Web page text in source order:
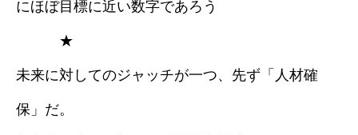
にほぼ目標に近い数字であろう
★
未来に対してのジャッチが一つ、先ず「人材確
保」だ。